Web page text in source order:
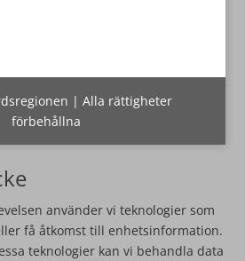
| Alla rättigheter
förbehållna
använder vi teknologier som
få åtkomst till enhetsinformation.
teknologier kan vi behandla data